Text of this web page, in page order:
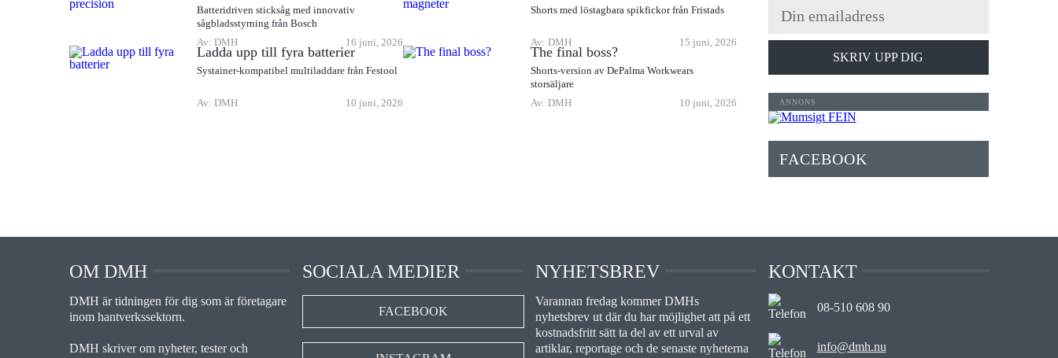
Batteridriven sticksåg med innovativ
sågbladsstyrning från Bosch
Av: DMH
16 juni, 2026
Shorts med löstagbara spikfickor från Fristads
Av: DMH 15 juni, 2026
Ladda upp till fyra batterier
Systainer-kompatibel multiladdare från Festool
Av: DMH 10 juni, 2026
The final boss?
Shorts-version av DePalma Workwears
storsäljare
Av: DMH
10 juni, 2026
SKRIV UPP DIG
FACEBOOK
OM DMH
DMH är tidningen för dig som är företagare
inom hantverkssektorn.
DMH skriver om nyheter, tester och
SOCIALA MEDIER
FACEBOOK
NYHETSBREV
Varannan fredag kommer DMHs
nyhetsbrev ut där du har möjlighet att på ett
kostnadsfritt sätt ta del av ett urval av
artiklar, reportage och de senaste nyheterna
KONTAKT
08-510 608 90
info@dmh.nu